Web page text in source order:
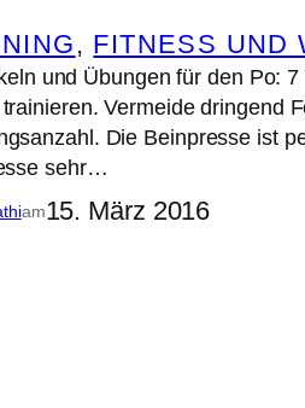
, FITNESS UND
und Übungen für den Po:
Vermeide dringend
Die Beinpresse ist
sehr…
am15. März 2016